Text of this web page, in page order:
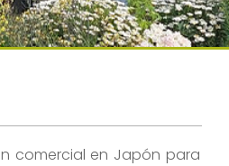
comercial en Japón para